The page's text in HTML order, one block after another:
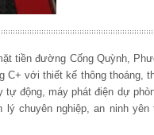
tiền đường Cống Quỳnh,
C+ với thiết kế thông thoáng,
động, máy phát điện dự
chuyên nghiệp, an ninh yên